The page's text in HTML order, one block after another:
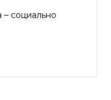
социально